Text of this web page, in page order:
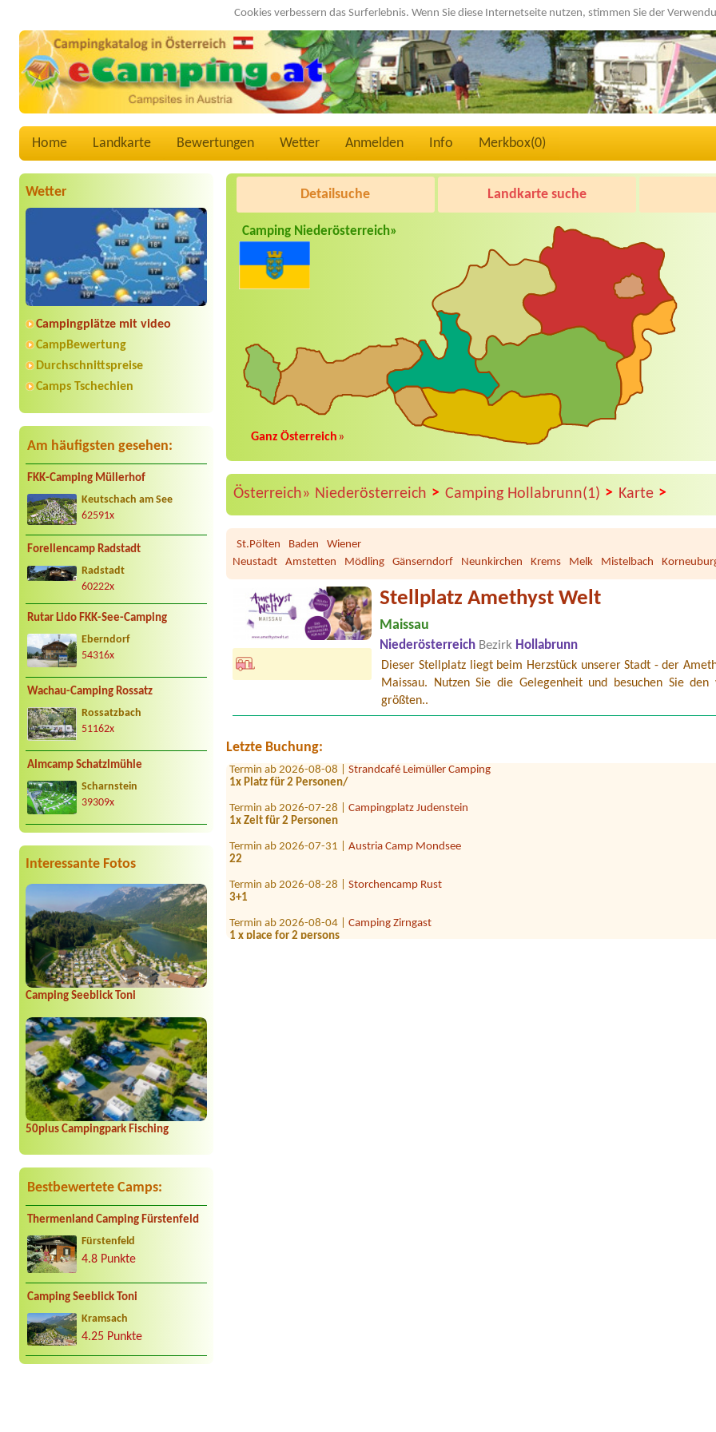
Cookies verbessern das Surferlebnis. Wenn Sie diese Internetseite nutzen, stimmen Sie der
Home Landkarte Bewertungen Wetter Anmelden Info Merkbox(0)
Wetter
Campingplätze mit video
CampBewertung
Durchschnittspreise
Camps Tschechien
Am häufigsten gesehen:
FKK-Camping Müllerhof
Keutschach am See
62591x
Forellencamp Radstadt
Radstadt
60222x
Rutar Lido FKK-See-Camping
Eberndorf
54316x
Wachau-Camping Rossatz
Rossatzbach
51162x
Almcamp Schatzlmühle
Scharnstein
39309x
Interessante Fotos
Camping Seeblick Toni
50plus Campingpark Fisching
Bestbewertete Camps:
Thermenland Camping Fürstenfeld
Fürstenfeld
4.8 Punkte
Camping Seeblick Toni
Kramsach
4.25 Punkte
Detailsuche Landkarte suche
Camping Niederösterreich»
Ganz Österreich »
Österreich» Niederösterreich > Camping Hollabrunn(1) > Karte >
St.Pölten Baden
Wiener
Neustadt
Amstetten Mödling Gänserndorf Neunkirchen Krems Melk Mistelbach
Stellplatz Amethyst Welt
Maissau
Niederösterreich Bezirk Hollabrunn
Dieser Stellplatz liegt beim Herzstück unserer Stadt - der
Maissau. Nutzen Sie die Gelegenheit und besuchen Sie den
größten..
Letzte Buchung:
Termin ab 2026-09-24 |Campingplatz Pichlinger See
1x Platz für 2 Personen/
1x Zelt für 2 Personen
22
3+1
1 x place for 2 persons